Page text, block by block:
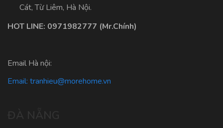
Cát, Từ Liêm, Hà Nội.
HOT LINE: 0971982777 (Mr.Chính)
Email Hà nội:
Email: tranhieu@morehome.vn